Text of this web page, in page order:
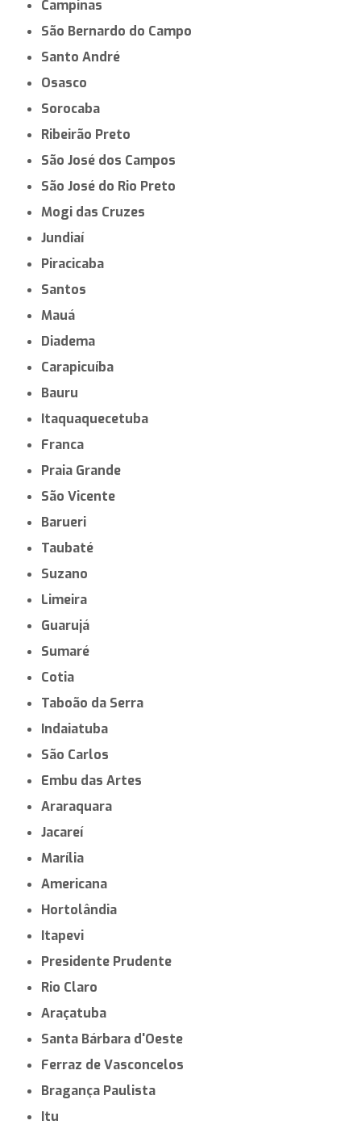
Campinas
São Bernardo do Campo
Santo André
Osasco
Sorocaba
Ribeirão Preto
São José dos Campos
São José do Rio Preto
Mogi das Cruzes
Jundiaí
Piracicaba
Santos
Mauá
Diadema
Carapicuíba
Bauru
Itaquaquecetuba
Franca
Praia Grande
São Vicente
Barueri
Taubaté
Suzano
Limeira
Guarujá
Sumaré
Cotia
Taboão da Serra
Indaiatuba
São Carlos
Embu das Artes
Araraquara
Jacareí
Marília
Americana
Hortolândia
Itapevi
Presidente Prudente
Rio Claro
Araçatuba
Santa Bárbara d'Oeste
Ferraz de Vasconcelos
Bragança Paulista
Itu